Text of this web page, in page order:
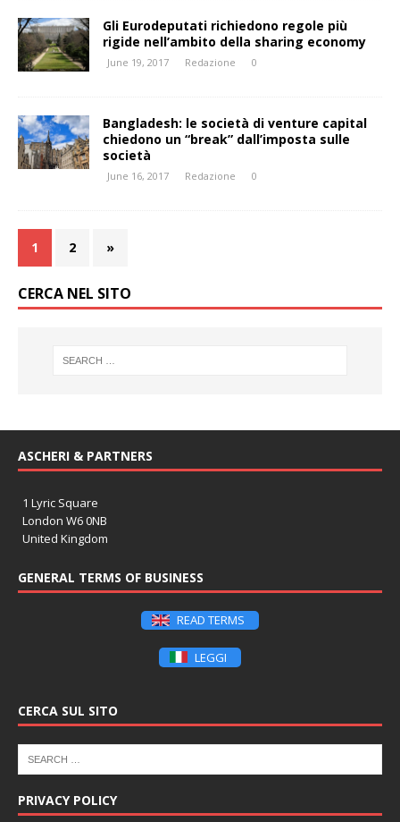
Gli Eurodeputati richiedono regole più
rigide nell’ambito della sharing economy
June 19, 2017 Redazione 0
Bangladesh: le società di venture capital
chiedono un “break” dall’imposta sulle
società
June 16, 2017 Redazione 0
1 2 »
CERCA NEL SITO
ASCHERI & PARTNERS
1 Lyric Square
London W6 0NB
United Kingdom
GENERAL TERMS OF BUSINESS
READ TERMS
LEGGI
CERCA SUL SITO
PRIVACY POLICY